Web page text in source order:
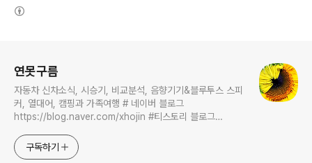
연못구름
자동차 신차소식, 시승기, 비교분석, 음향기기&블루투스 스피
커, 열대어, 캠핑과 가족여행 # 네이버 블로그
https://blog.naver.com/xhojin #티스토리 블로그
https://www.youtube.com/c/연못구름 콜라보 문의는
xhojin@naver.com 으로 주시면 신속하게 답변 드리겠습니
구독하기